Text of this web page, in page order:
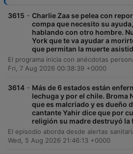
3615 - Charlie Zaa se pelea con
compa que necesito su
hablando con otro hombre.
York que te va ayudar a
que permitan la muerte
Fri, 7 Aug 2026 00:38:39 +0000
3614 - Más de 6 estados están
lechuga y por el chile. Broma
que es malcriado y es dueño
cantante Yahir dice que por
religión su madre destruyó la
Wed, 5 Aug 2026 21:46:13 +0000